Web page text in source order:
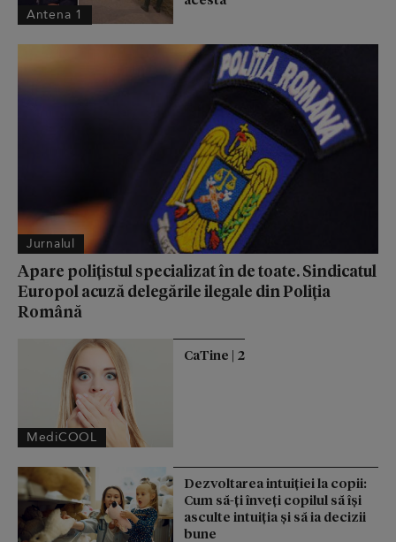
Antena 1
Jurnalul
Apare polițistul specializat în de toate. Sindicatul
Europol acuză delegările ilegale din Poliția
Română
MediCOOL
CaTine | 2
Dezvoltarea intuiției la copii:
Cum să-ți înveți copilul să își
asculte intuiția și să ia decizii
bune